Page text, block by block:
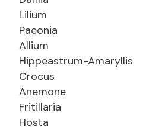
Lilium
Paeonia
Allium
Hippeastrum-Amaryllis
Crocus
Anemone
Fritillaria
Hosta